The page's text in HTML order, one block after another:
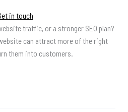
in touch
traffic, or a stronger SEO plan?
can attract more of the right
them into customers.